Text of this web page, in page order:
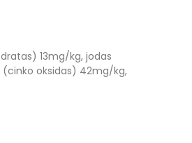
13mg/kg, jodas
oksidas) 42mg/kg,